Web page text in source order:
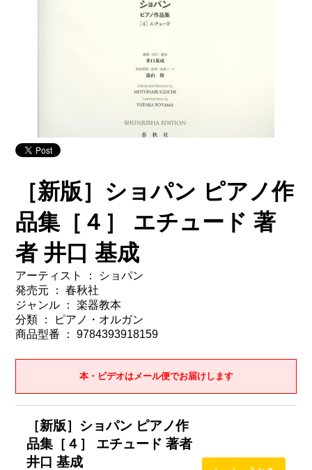
［新版］ショパン ピアノ作
品集［４］ エチュード 著
者 井口 基成
アーティスト ： ショパン
発売元 ： 春秋社
ジャンル ： 楽器教本
分類 ： ピアノ・オルガン
商品型番 ： 9784393918159
本・ビデオはメール便でお届けします
［新版］ショパン ピアノ作
品集［４］ エチュード 著者
井口 基成